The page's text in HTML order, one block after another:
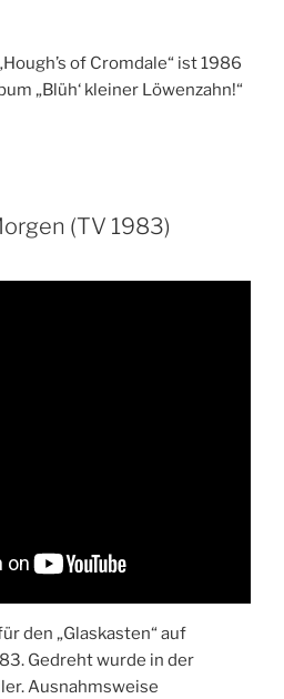
of Cromdale“ ist 1986
„Blüh‘ kleiner Löwenzahn!“
(TV 1983)
den „Glaskasten“ auf
Gedreht wurde in der
Ausnahmsweise